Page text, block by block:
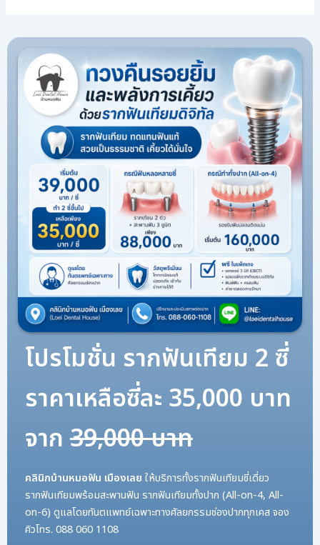
โปรโมชั่น รากฟันเทียม 2 ซี่
ราคาเหลือซี่ละ 35,000 บาท
จาก 39,000 บาท
คลินิกบ้านหมอฟัน เมืองเลย ให้บริการทั้งรากฟันเทียมซี่เดี่ยว
รากฟันเทียมพร้อมสะพานฟัน รากฟันเทียมทั้งปาก (All-on-4, All-
on-6) ดูแลโดยทันตแพทย์เฉพาะทางศัลยกรรมช่องปากทุกเคส จอง
คิวโทร. 088 060 1108